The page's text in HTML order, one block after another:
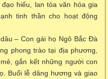
hiếu, lan tỏa văn hóa gia
tinh thần cho hoạt động
– Con gái họ Ngô Bắc Đà
phong trào tại địa phương,
gắn kết những người con
Buổi lễ dâng hương và giao